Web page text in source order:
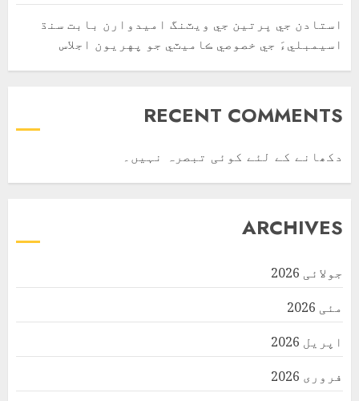
استادن جي ڀرتين جي ويٽنگ اميدوارن بابت سنڌ
اسيمبليءَ جي خصوصي ڪاميٽي جو پهريون اجلاس
RECENT COMMENTS
دکھانے کے لئے کوئی تبصرہ نہیں۔
ARCHIVES
جولائی 2026
مئی 2026
اپریل 2026
فروری 2026